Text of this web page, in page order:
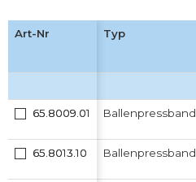
Art-Nr Typ
65.8009.01 Ballenpressband
65.8013.10 Ballenpressband
Art-Nr Typ
65.8009.01 Ballenpressband
65.8013.10 Ballenpressband